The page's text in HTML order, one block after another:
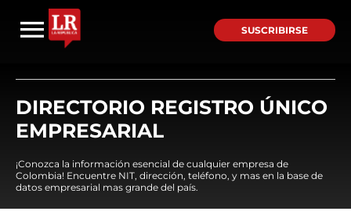
SUSCRIBIRSE
DIRECTORIO REGISTRO ÚNICO
EMPRESARIAL
¡Conozca la información esencial de cualquier empresa de
Colombia! Encuentre NIT, dirección, teléfono, y mas en la base de
datos empresarial mas grande del país.